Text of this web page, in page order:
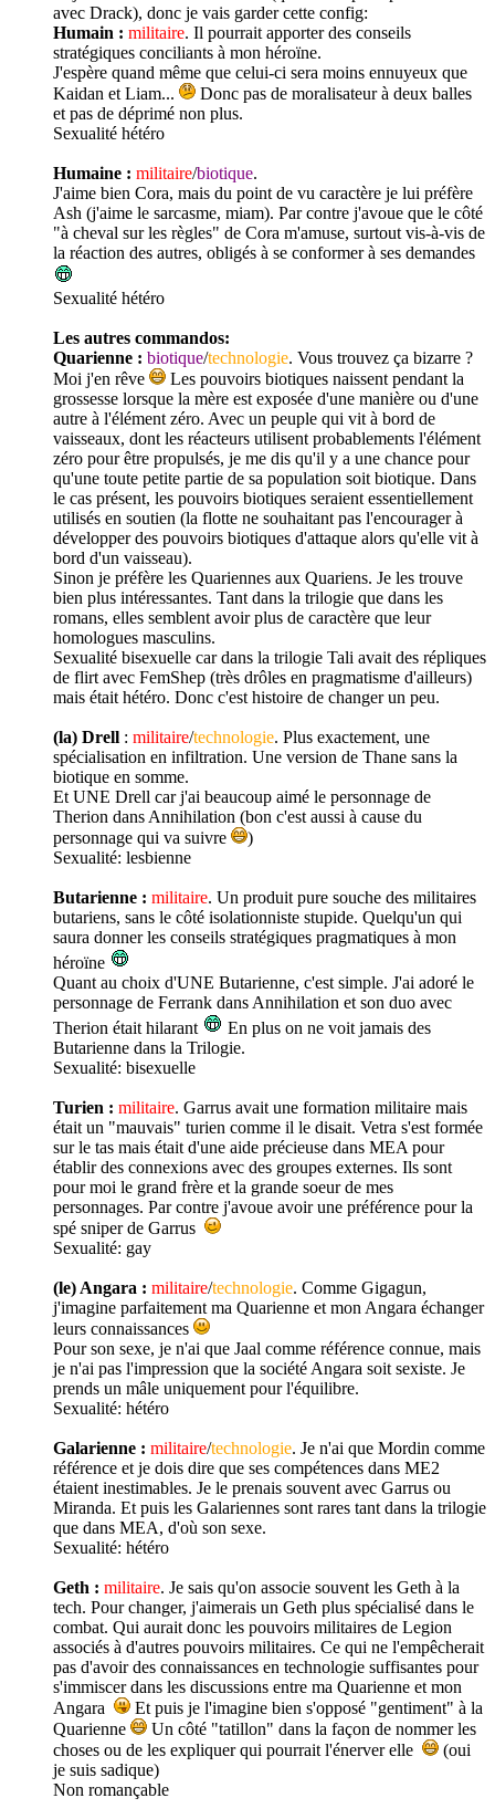
avec Drack), donc je vais garder cette config:
Humain : militaire. Il pourrait apporter des conseils
stratégiques conciliants à mon héroïne.
J'espère quand même que celui-ci sera moins ennuyeux que
Kaidan et Liam...
Donc pas de moralisateur à deux balles
et pas de déprimé non plus.
Sexualité hétéro
Humaine : militaire/biotique.
J'aime bien Cora, mais du point de vu caractère je lui préfère
Ash (j'aime le sarcasme, miam). Par contre j'avoue que le côté
"à cheval sur les règles" de Cora m'amuse, surtout vis-à-vis de
la réaction des autres, obligés à se conformer à ses demandes
Sexualité hétéro
Les autres commandos:
Quarienne : biotique/technologie. Vous trouvez ça bizarre ?
Moi j'en rêve
Les pouvoirs biotiques naissent pendant la
grossesse lorsque la mère est exposée d'une manière ou d'une
autre à l'élément zéro. Avec un peuple qui vit à bord de
vaisseaux, dont les réacteurs utilisent probablements l'élément
zéro pour être propulsés, je me dis qu'il y a une chance pour
qu'une toute petite partie de sa population soit biotique. Dans
le cas présent, les pouvoirs biotiques seraient essentiellement
utilisés en soutien (la flotte ne souhaitant pas l'encourager à
développer des pouvoirs biotiques d'attaque alors qu'elle vit à
bord d'un vaisseau).
Sinon je préfère les Quariennes aux Quariens. Je les trouve
bien plus intéressantes. Tant dans la trilogie que dans les
romans, elles semblent avoir plus de caractère que leur
homologues masculins.
Sexualité bisexuelle car dans la trilogie Tali avait des répliques
de flirt avec FemShep (très drôles en pragmatisme d'ailleurs)
mais était hétéro. Donc c'est histoire de changer un peu.
(la) Drell : militaire/technologie. Plus exactement, une
spécialisation en infiltration. Une version de Thane sans la
biotique en somme.
Et UNE Drell car j'ai beaucoup aimé le personnage de
Therion dans Annihilation (bon c'est aussi à cause du
personnage qui va suivre
)
Sexualité: lesbienne
Butarienne : militaire. Un produit pure souche des militaires
butariens, sans le côté isolationniste stupide. Quelqu'un qui
saura donner les conseils stratégiques pragmatiques à mon
héroïne
Quant au choix d'UNE Butarienne, c'est simple. J'ai adoré le
personnage de Ferrank dans Annihilation et son duo avec
Therion était hilarant
En plus on ne voit jamais des
Butarienne dans la Trilogie.
Sexualité: bisexuelle
Turien : militaire. Garrus avait une formation militaire mais
était un "mauvais" turien comme il le disait. Vetra s'est formée
sur le tas mais était d'une aide précieuse dans MEA pour
établir des connexions avec des groupes externes. Ils sont
pour moi le grand frère et la grande soeur de mes
personnages. Par contre j'avoue avoir une préférence pour la
spé sniper de Garrus
Sexualité: gay
(le) Angara : militaire/technologie. Comme Gigagun,
j'imagine parfaitement ma Quarienne et mon Angara échanger
leurs connaissances
Pour son sexe, je n'ai que Jaal comme référence connue, mais
je n'ai pas l'impression que la société Angara soit sexiste. Je
prends un mâle uniquement pour l'équilibre.
Sexualité: hétéro
Galarienne : militaire/technologie. Je n'ai que Mordin comme
référence et je dois dire que ses compétences dans ME2
étaient inestimables. Je le prenais souvent avec Garrus ou
Miranda. Et puis les Galariennes sont rares tant dans la trilogie
que dans MEA, d'où son sexe.
Sexualité: hétéro
Geth : militaire. Je sais qu'on associe souvent les Geth à la
tech. Pour changer, j'aimerais un Geth plus spécialisé dans le
combat. Qui aurait donc les pouvoirs militaires de Legion
associés à d'autres pouvoirs militaires. Ce qui ne l'empêcherait
pas d'avoir des connaissances en technologie suffisantes pour
s'immiscer dans les discussions entre ma Quarienne et mon
Angara
Et puis je l'imagine bien s'opposé "gentiment" à la
Quarienne
Un côté "tatillon" dans la façon de nommer les
choses ou de les expliquer qui pourrait l'énerver elle
(oui
je suis sadique)
Non romançable